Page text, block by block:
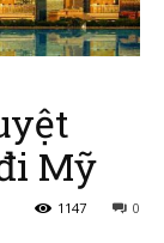
Mỹ
0
1147